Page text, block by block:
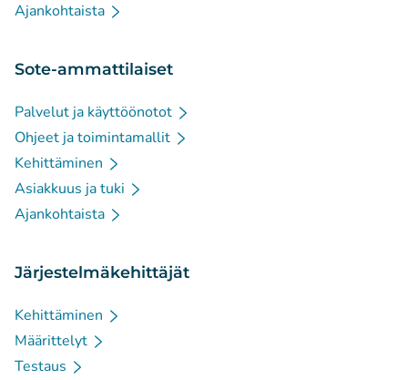
Ajankohtaista
Sote-ammattilaiset
Palvelut ja käyttöönotot
Ohjeet ja toimintamallit
Kehittäminen
Asiakkuus ja tuki
Ajankohtaista
Järjestelmäkehittäjät
Kehittäminen
Määrittelyt
Testaus